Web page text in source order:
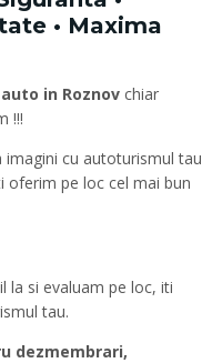
• Maxima
in Roznov chiar
!!!
cu autoturismul tau
oferim pe loc cel mai bun
la si evaluam pe loc, iti
tau.
dezmembrari,